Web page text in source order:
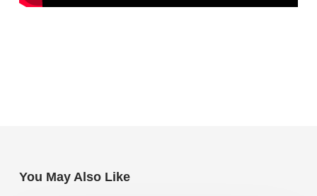
You May Also Like